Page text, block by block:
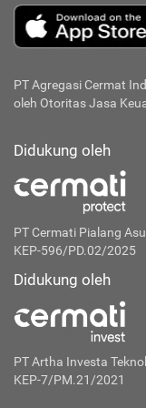
PT Agregasi Cermat
oleh Otoritas Jasa
Didukung oleh
PT Cermati Pialang
KEP-596/PD.02/2025
Didukung oleh
PT Artha Investa
KEP-7/PM.21/2021